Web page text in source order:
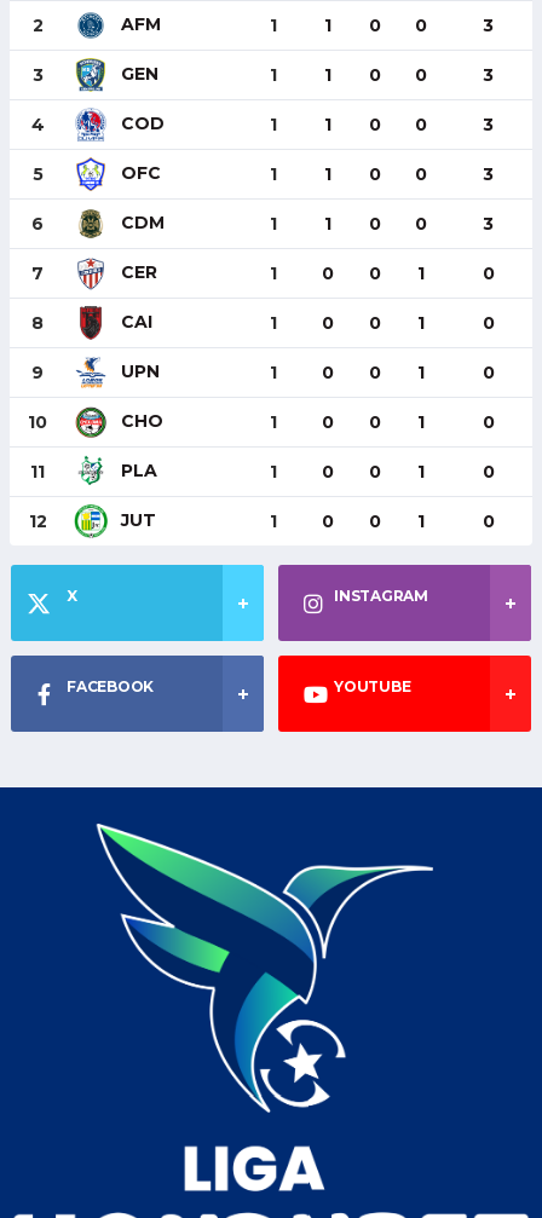
2 AFM 1 1 0 0 3
3 GEN 1 1 0 0 3
4 COD 1 1 0 0 3
5 OFC 1 1 0 0 3
6 CDM 1 1 0 0 3
7 CER 1 0 0 1 0
8 CAI 1 0 0 1 0
9 UPN 1 0 0 1 0
10 CHO 1 0 0 1 0
11 PLA 1 0 0 1 0
12 JUT 1 0 0 1 0
X INSTAGRAM
FACEBOOK YOUTUBE